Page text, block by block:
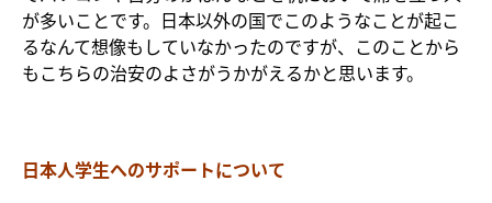
が多いことです。日本以外の国でこのようなことが起こ
るなんて想像もしていなかったのですが、このことから
もこちらの治安のよさがうかがえるかと思います。
日本人学生へのサポートについて